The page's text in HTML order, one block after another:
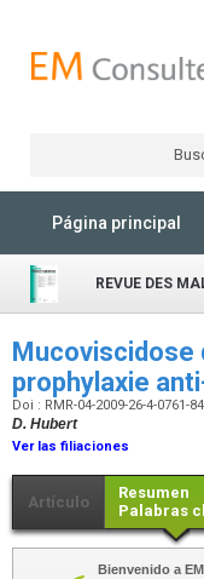
Página principal
REVUE DES
Mucoviscidose
prophylaxie
Doi : RMR-04-2009-26-4-0761-
D. Hubert
Ver las filiaciones
Artículo
Resumen
Palabras
Bienvenido a